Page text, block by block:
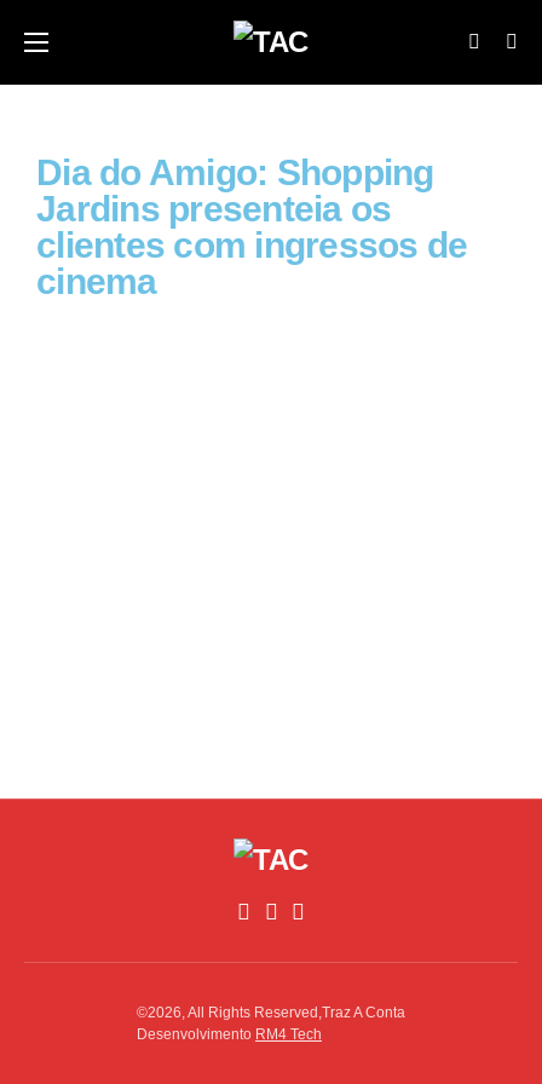
Dia do Amigo: Shopping
Jardins presenteia os
clientes com ingressos de
cinema
©2026, All Rights Reserved,Traz A Conta
Desenvolvimento RM4 Tech